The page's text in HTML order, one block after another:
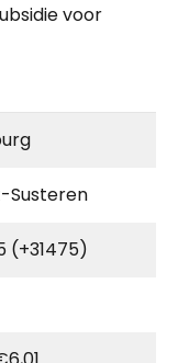
voor
Susteren
(+31475)